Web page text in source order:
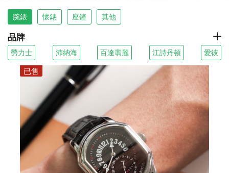
腕錶 懷錶 座鐘 其他
品牌
勞力士 沛納海 百達翡麗 江詩丹頓 愛彼
已售